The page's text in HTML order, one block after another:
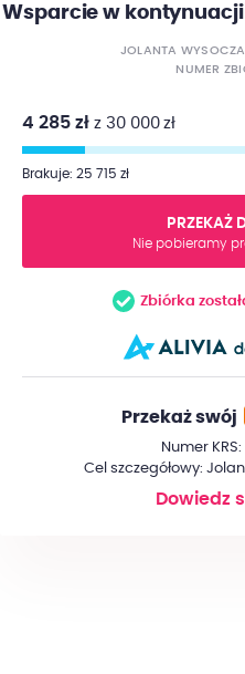
Wsparcie w
JOLANTA
NUMER
4 285 zł z 30 000 zł
Brakuje: 25 715 zł
PRZEKAŻ
Nie pobieramy
Zbiórka
Przekaż swój
Numer
Cel szczegółowy:
Dowiedz